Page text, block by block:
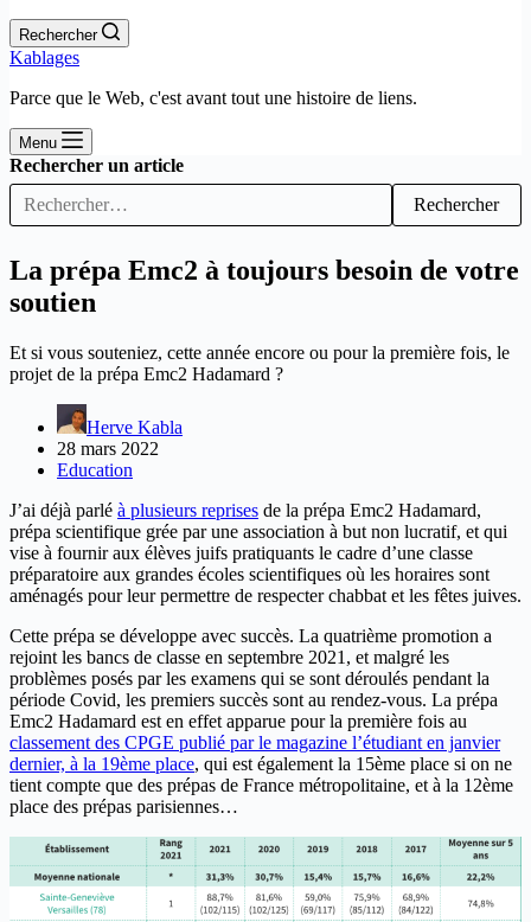
Rechercher
Kablages
Parce que le Web, c'est avant tout une histoire de liens.
Menu
Rechercher un article
Rechercher
La prépa Emc2 à toujours besoin de votre
soutien
Et si vous souteniez, cette année encore ou pour la première fois, le
projet de la prépa Emc2 Hadamard ?
Herve Kabla
28 mars 2022
Education
J’ai déjà parlé à plusieurs reprises de la prépa Emc2 Hadamard,
prépa scientifique grée par une association à but non lucratif, et qui
vise à fournir aux élèves juifs pratiquants le cadre d’une classe
préparatoire aux grandes écoles scientifiques où les horaires sont
aménagés pour leur permettre de respecter chabbat et les fêtes juives.
Cette prépa se développe avec succès. La quatrième promotion a
rejoint les bancs de classe en septembre 2021, et malgré les
problèmes posés par les examens qui se sont déroulés pendant la
période Covid, les premiers succès sont au rendez-vous. La prépa
Emc2 Hadamard est en effet apparue pour la première fois au
classement des CPGE publié par le magazine l’étudiant en janvier
dernier, à la 19ème place, qui est également la 15ème place si on ne
tient compte que des prépas de France métropolitaine, et à la 12ème
place des prépas parisiennes…